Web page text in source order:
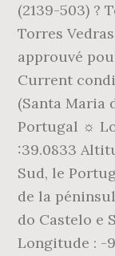
(2139-503) ?
Torres
approuvé
Current
(Santa Maria
Portugal ☼
:39.0833
Sud, le
de la
do Castelo e
Longitude : -